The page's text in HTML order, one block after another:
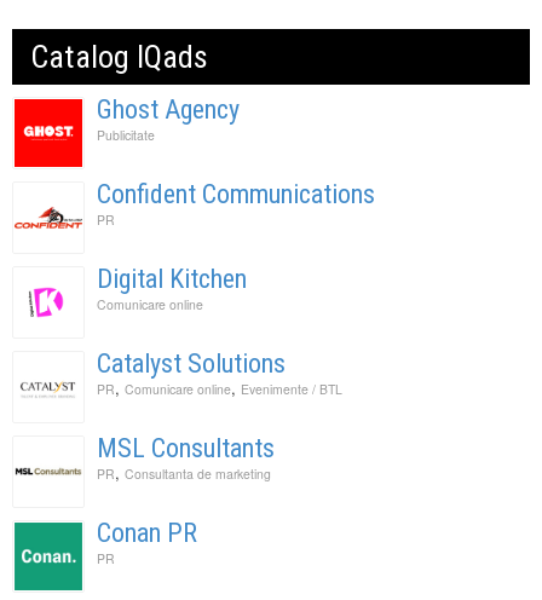
Catalog IQads
Ghost Agency
Publicitate
Confident Communications
PR
Digital Kitchen
Comunicare online
Catalyst Solutions
PR, Comunicare online, Evenimente / BTL
MSL Consultants
PR, Consultanta de marketing
Conan PR
PR